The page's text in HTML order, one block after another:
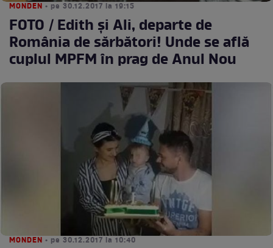
MONDEN • pe 30.12.2017 la 19:15
FOTO / Edith și Ali, departe de
România de sărbători! Unde se află
cuplul MPFM în prag de Anul Nou
MONDEN • pe 30.12.2017 la 10:40